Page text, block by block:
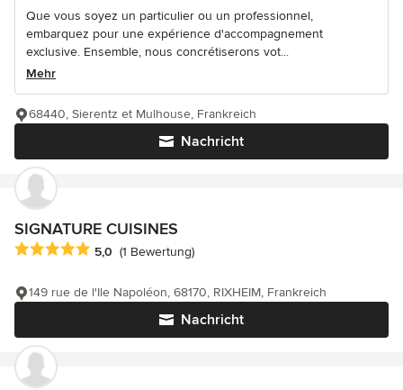
Que vous soyez un particulier ou un professionnel,
embarquez pour une expérience d'accompagnement
exclusive. Ensemble, nous concrétiserons vot...
Mehr
Nachricht
68440, Sierentz et Mulhouse, Frankreich
SIGNATURE CUISINES
Durchschnittliche Bewertung: 5 von 5 Sternen
5,0 (1 Bewertung)
Nachricht
149 rue de l'Ile Napoléon, 68170, RIXHEIM, Frankreich